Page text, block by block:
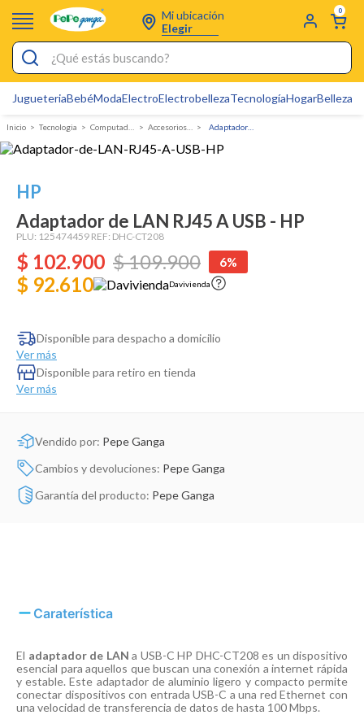
Mi ubicación
Elegir
0
¿Qué estás buscando?
JugueteriaBebéModaElectroElectrobellezaTecnologíaHogarBelleza
Tecnologia Computadores y accesorios Accesorios para computadores
HP
Adaptador de LAN RJ45 A USB - HP
PLU: 125474459 REF: DHC-CT208
$ 102.900 $109.900 6%
$ 92.610 Davivienda
Disponible para despacho a domicilio
Ver más
Disponible para retiro en tienda
Ver más
Vendido por: Pepe Ganga
Cambios y devoluciones: Pepe Ganga
Garantía del producto: Pepe Ganga
Caraterística
El adaptador de LAN a USB-C HP DHC-CT208 es un dispositivo
esencial para aquellos que buscan una conexión a internet rápida
y estable. Este adaptador de aluminio ligero y compacto permite
conectar dispositivos con entrada USB-C a una red Ethernet con
una velocidad de transferencia de datos de hasta 100 Mbps.
Pijamas
Figuras Toy Story
Carters
Silla Mecedora Bebé
Bebes
Cartas Pokemon
Dinosaurio Juguete